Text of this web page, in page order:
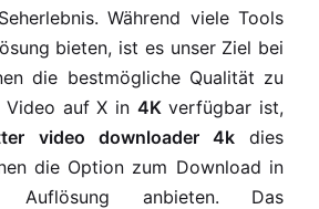
Während viele Tools
bieten, ist es unser Ziel bei
die bestmögliche Qualität zu
Video auf X in 4Kverfügbar ist,
video downloader 4kdies
die Option zum Download in
Auflösung anbieten. Das